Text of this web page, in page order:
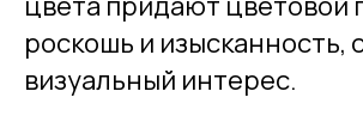
роскошь и изысканность,
визуальный интерес.